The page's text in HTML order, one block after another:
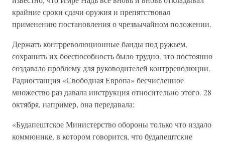
крайние сроки сдачи оружия и препятствовал
применению постановления о чрезвычайном положении.
Держать контрреволюционные банды под ружьем,
сохранить их боеспособность было трудно, это постоянно
создавало проблему для руководителей контрреволюции.
Радиостанция «Свободная Европа» бесчисленное
множество раз давала инструкция относительно этого. 28
октября, например, она передавала:
«Будапештское Министерство обороны только что издало
коммюнике, в котором говорится, что будапештские